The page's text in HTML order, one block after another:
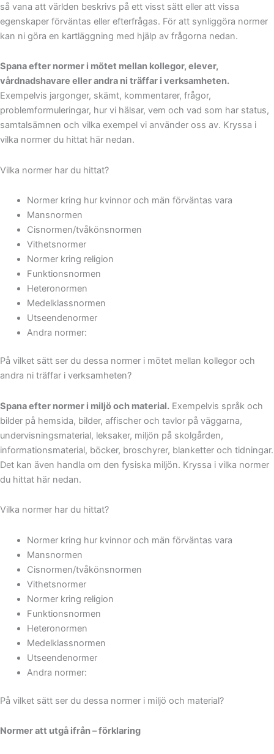
så vana att världen beskrivs på ett visst sätt eller att vissa
egenskaper förväntas eller efterfrågas. För att synliggöra normer
kan ni göra en kartläggning med hjälp av frågorna nedan.
Spana efter normer i mötet mellan kollegor, elever,
vårdnadshavare eller andra ni träffar i verksamheten.
Exempelvis jargonger, skämt, kommentarer, frågor,
problemformuleringar, hur vi hälsar, vem och vad som har status,
samtalsämnen och vilka exempel vi använder oss av. Kryssa i
vilka normer du hittat här nedan.
Vilka normer har du hittat?
Normer kring hur kvinnor och män förväntas vara
Mansnormen
Cisnormen/tvåkönsnormen
Vithetsnormer
Normer kring religion
Funktionsnormen
Heteronormen
Medelklassnormen
Utseendenormer
Andra normer:
På vilket sätt ser du dessa normer i mötet mellan kollegor och
andra ni träffar i verksamheten?
Spana efter normer i miljö och material. Exempelvis språk och
bilder på hemsida, bilder, affischer och tavlor på väggarna,
undervisningsmaterial, leksaker, miljön på skolgården,
informationsmaterial, böcker, broschyrer, blanketter och tidningar.
Det kan även handla om den fysiska miljön. Kryssa i vilka normer
du hittat här nedan.
Vilka normer har du hittat?
Normer kring hur kvinnor och män förväntas vara
Mansnormen
Cisnormen/tvåkönsnormen
Vithetsnormer
Normer kring religion
Funktionsnormen
Heteronormen
Medelklassnormen
Utseendenormer
Andra normer:
På vilket sätt ser du dessa normer i miljö och material?
Normer att utgå ifrån – förklaring